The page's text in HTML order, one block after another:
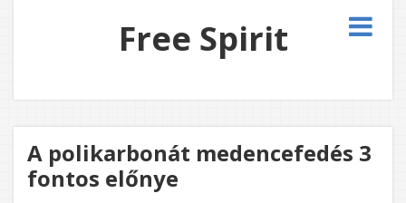
Free Spirit
A polikarbonát medencefedés 3
fontos előnye